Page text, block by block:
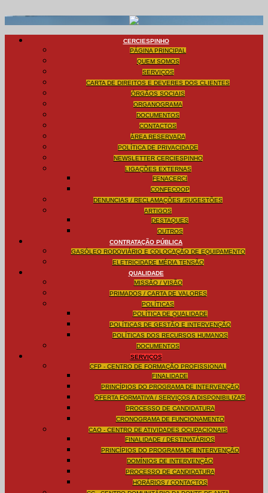
CERCIESPINHO
PÁGINA PRINCIPAL
QUEM SOMOS
SERVIÇOS
CARTA DE DIREITOS E DEVERES DOS CLIENTES
ÓRGÃOS SOCIAIS
ORGANOGRAMA
DOCUMENTOS
CONTACTOS
ÁREA RESERVADA
POLÍTICA DE PRIVACIDADE
NEWSLETTER CERCIESPINHO
LIGAÇÕES EXTERNAS
FENACERCI
CONFECOOP
DENUNCIAS / RECLAMAÇÕES /SUGESTÕES
ARTIGOS
DESTAQUES
OUTROS
CONTRATAÇÃO PÚBLICA
GASÓLEO RODOVIÁRIO E COLOCAÇÃO DE EQUIPAMENTO
ELETRICIDADE MÉDIA TENSÃO
QUALIDADE
MISSÃO / VISÃO
PRIMADOS / CARTA DE VALORES
POLÍTICAS
POLÍTICA DE QUALIDADE
POLÍTICAS DE GESTÃO E INTERVENÇÃO
POLÍTICAS DOS RECURSOS HUMANOS
DOCUMENTOS
SERVIÇOS
CFP - CENTRO DE FORMAÇÃO PROFISSIONAL
FINALIDADE
PRINCÍPIOS DO PROGRAMA DE INTERVENÇÃO
OFERTA FORMATIVA / SERVIÇOS A DISPONIBILIZAR
PROCESSO DE CANDIDATURA
CRONOGRAMA DE FUNCIONAMENTO
CAO - CENTRO DE ATIVIDADES OCUPACIONAIS
FINALIDADE / DESTINATÁRIOS
PRINCÍPIOS DO PROGRAMA DE INTERVENÇÃO
DOMÍNIOS DE INTERVENÇÃO
PROCESSO DE CANDIDATURA
HORÁRIOS / CONTACTOS